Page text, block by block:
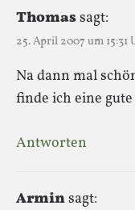
Thomassagt:
25. April 2007 um 15:31
Na dann mal
finde ich eine
Antworten
Arminsagt: